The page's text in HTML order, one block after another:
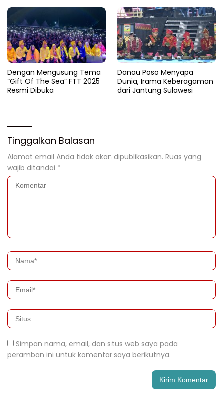
Dengan Mengusung Tema
“Gift Of The Sea” FTT 2025
Resmi Dibuka
Danau Poso Menyapa
Dunia, Irama Keberagaman
dari Jantung Sulawesi
Tinggalkan Balasan
Alamat email Anda tidak akan dipublikasikan. Ruas yang
wajib ditandai *
Simpan nama, email, dan situs web saya pada
peramban ini untuk komentar saya berikutnya.